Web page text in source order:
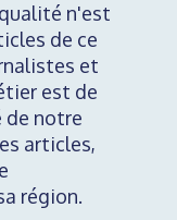
n'est
de ce
et
est de
de notre
articles,
région.